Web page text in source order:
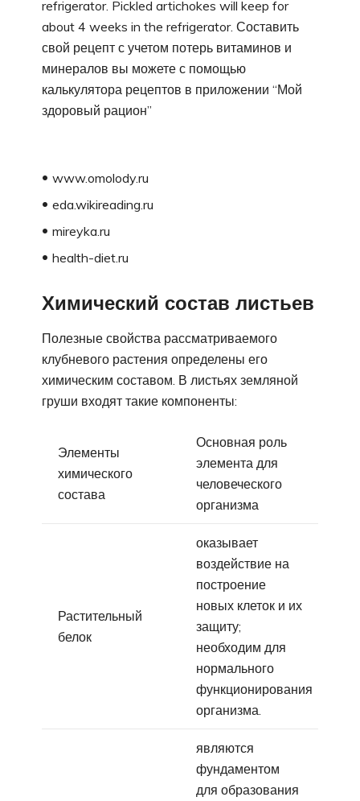
refrigerator. Pickled artichokes will keep for
about 4 weeks in the refrigerator. Составить
свой рецепт с учетом потерь витаминов и
минералов вы можете с помощью
калькулятора рецептов в приложении “Мой
здоровый рацион”
www.omolody.ru
eda.wikireading.ru
mireyka.ru
health-diet.ru
Химический состав листьев
Полезные свойства рассматриваемого
клубневого растения определены его
химическим составом. В листьях земляной
груши входят такие компоненты:
Элементы
химического
состава
Основная роль
элемента для
человеческого
организма
Растительный
белок
оказывает
воздействие на
построение
новых клеток и их
защиту;
необходим для
нормального
функционирования
организма.
являются
фундаментом
для образования